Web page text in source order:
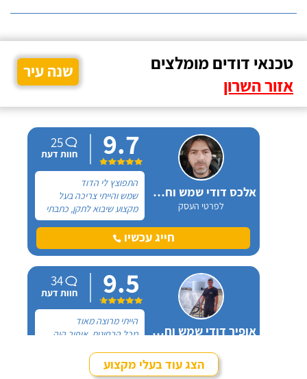
טכנאי דודים מומלצים
אזור השרון
שנה עיר
אלכס דודי שמש וחשמל
לפרטי העסק
9.7
25
חוות דעת
התפוצץ לי הדוד
שמש והייתי צריכה בעל
מקצוע שיבוא לתקן, כתבתי
בגוגל טכנאי דודים ואז
הגעתי לקבוצה של העיר
חיפה בפייסבוק, שם כמה
דודי שמש וחשמל".
חייג עכשיו
אופיר דודי שמש וחשמל
9.5
34
חוות דעת
הייתי מרוצה מאוד
מכל הבחינות, אופיר היה
לראות את המיקום של
ההתקנה, המחיר היה הוגןחייג עכשיו
הצג עוד בעלי מקצוע